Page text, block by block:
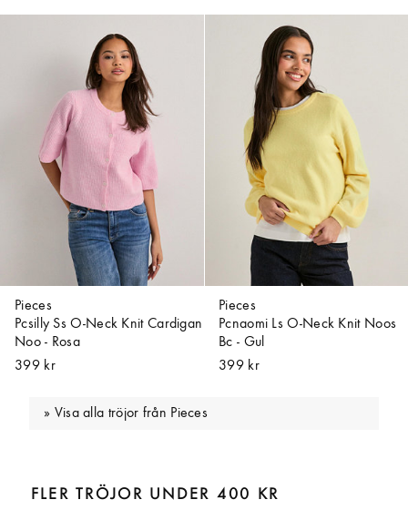
Pieces
Pcsilly Ss O-Neck Knit Cardigan
Noo - Rosa
399 kr
Pieces
Pcnaomi Ls O-Neck Knit Noos
Bc - Gul
399 kr
Visa alla tröjor från Pieces
FLER TRÖJOR UNDER 400 KR